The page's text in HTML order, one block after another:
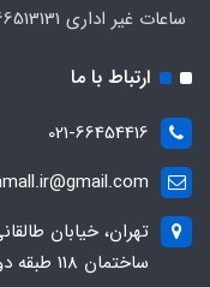
ساعات غیر اداری 09366513131
ارتباط با ما
021-66454416
ساختمان 118 طبقه دوم واحد 6